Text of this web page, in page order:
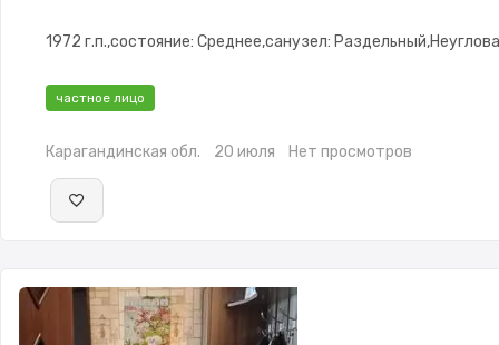
1972 г.п.,состояние: Среднее,санузел:
частное лицо
Карагандинская обл. 20 июля Нет просмотров